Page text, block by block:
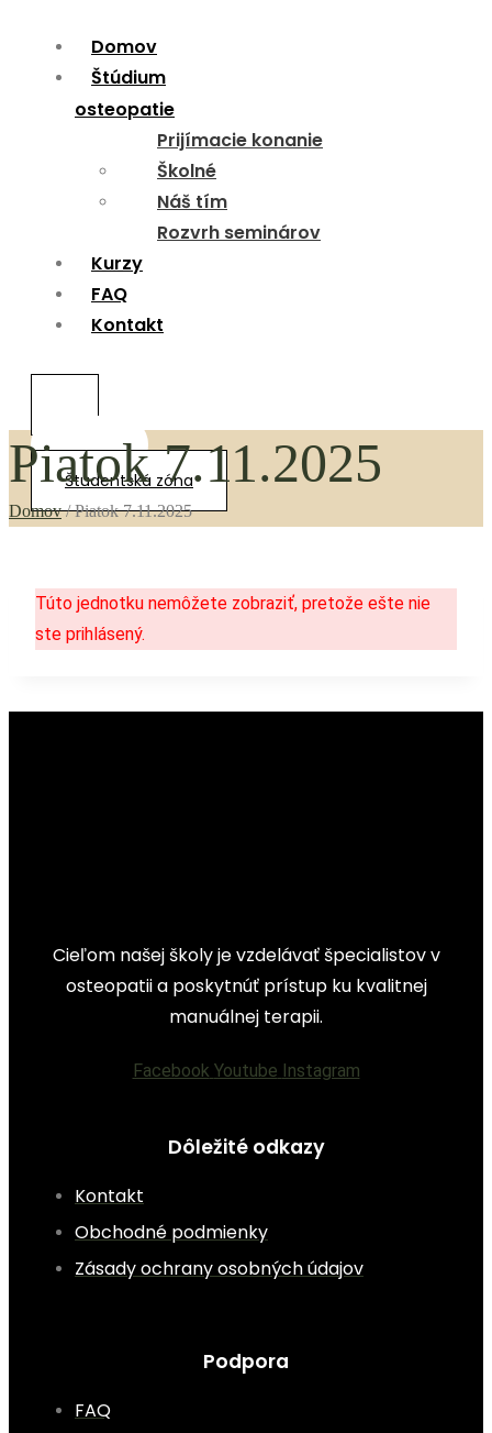
Menu
Domov
Štúdium
osteopatie
Prijímacie konanie
Školné
Náš tím
Rozvrh seminárov
Kurzy
FAQ
Kontakt
0,00€
Študentská zóna
Piatok 7.11.2025
Domov / Piatok 7.11.2025
Túto jednotku nemôžete zobraziť, pretože ešte nie
ste prihlásený.
Cieľom našej školy je vzdelávať špecialistov v
osteopatii a poskytnúť prístup ku kvalitnej
manuálnej terapii.
Facebook Youtube Instagram
Dôležité odkazy
Kontakt
Obchodné podmienky
Zásady ochrany osobných údajov
Podpora
FAQ